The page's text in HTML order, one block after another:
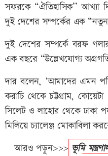
সফরকে “ঐতিহাসিক’’ আখ্যা
দুই দেশের সম্পর্কের এক
দুই দেশের সম্পর্কে বরফ
এক বছরে “উল্লেখযোগ্য
দার বলেন, ‘আমাদের এমন
করাচি থেকে চট্টগ্রাম,
সিলেট ও লাহোর থেকে ঢাকা
মিলিয়ে চ্যালেঞ্জ মোকাবিলা
আরও পড়ুন>>> ভূমি